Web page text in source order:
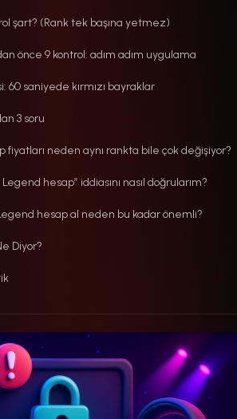
şart? (Rank tek başına yetmez)
önce 9 kontrol: adım adım uygulama
60 saniyede kırmızı bayraklar
3 soru
fiyatları neden aynı rankta bile çok değişiyor?
hesap” iddiasını nasıl doğrularım?
hesap al neden bu kadar önemli?
Diyor?